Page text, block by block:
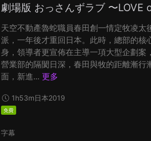
劇場版 おっさんずラブ 〜LOVE
天空不動產魯蛇職員春田創一情定牧凌太
派，一年後才重回日本。此時，總部的核
身，領導者更宣佈在主導一項大型企劃案
營業部的隔閡日深，春田與牧的距離漸行
面，新進... 更多
1h53m日本2019
免費
字幕